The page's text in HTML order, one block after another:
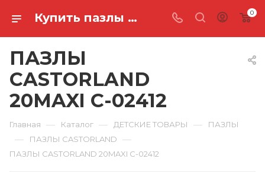
Купить пазлы castorland 20maxi C-02412 в Ростове-на-Дону 0
ПАЗЛЫ
CASTORLAND
20MAXI C-02412
Главная — Каталог — ДЕТСКИЕ ТОВАРЫ — ПАЗЛЫ
— ПАЗЛЫ CASTORLAND —
ПАЗЛЫ CASTORLAND 20MAXI C-02412